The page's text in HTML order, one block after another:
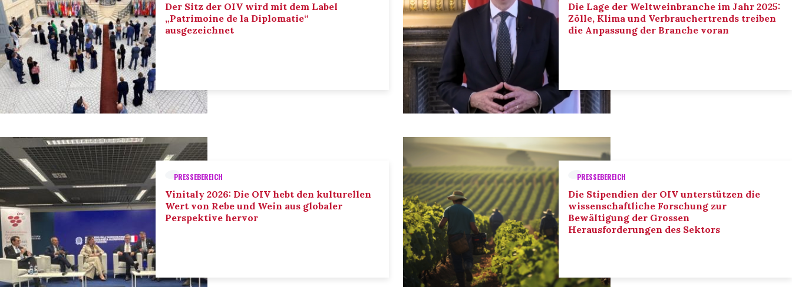
Der Sitz der OIV wird mit dem Label
„Patrimoine de la Diplomatie“
ausgezeichnet
Die Lage der Weltweinbranche im Jahr 2025:
Zölle, Klima und Verbrauchertrends treiben
die Anpassung der Branche voran
PRESSEBEREICH
Vinitaly 2026: Die OIV hebt den kulturellen
Wert von Rebe und Wein aus globaler
Perspektive hervor
PRESSEBEREICH
Die Stipendien der OIV unterstützen die
wissenschaftliche Forschung zur
Bewältigung der Grossen
Herausforderungen des Sektors